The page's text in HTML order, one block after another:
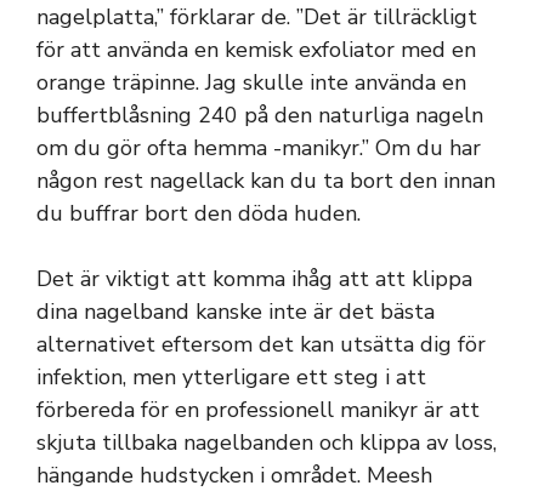
nagelplatta,” förklarar de. ”Det är tillräckligt
för att använda en kemisk exfoliator med en
orange träpinne. Jag skulle inte använda en
buffertblåsning 240 på den naturliga nageln
om du gör ofta hemma -manikyr.” Om du har
någon rest nagellack kan du ta bort den innan
du buffrar bort den döda huden.
Det är viktigt att komma ihåg att att klippa
dina nagelband kanske inte är det bästa
alternativet eftersom det kan utsätta dig för
infektion, men ytterligare ett steg i att
förbereda för en professionell manikyr är att
skjuta tillbaka nagelbanden och klippa av loss,
hängande hudstycken i området. Meesh